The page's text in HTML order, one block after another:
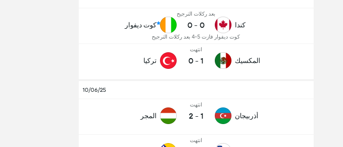
كندا
بعد ركلات الترجيح
0
-
0
كوت ديفوار فازت 5-4 بعد ركلات الترجيح
كوت ديفوار
المكسيك
انتهت
1
-
0 تركيا
10/06/25
أذربيجان
انتهت
1
-
2 المجر
انتهت